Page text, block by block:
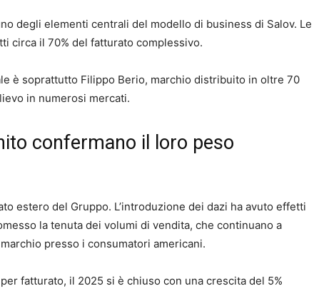
degli elementi centrali del modello di business di Salov. Le
circa il 70% del fatturato complessivo.
è soprattutto Filippo Berio, marchio distribuito in oltre 70
in numerosi mercati.
confermano il loro peso
estero del Gruppo. L’introduzione dei dazi ha avuto effetti
la tenuta dei volumi di vendita, che continuano a
presso i consumatori americani.
fatturato, il 2025 si è chiuso con una crescita del 5%